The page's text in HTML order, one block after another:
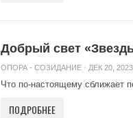
Добрый свет
ОПОРА - СОЗИДАНИЕ · ДЕК 20, 2023
Что по-настоящему сближает
ПОДРОБНЕЕ